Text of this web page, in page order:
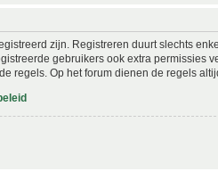
zijn. Registreren duurt slechts
gebruikers ook extra permissies
regels. Op het forum dienen de regels